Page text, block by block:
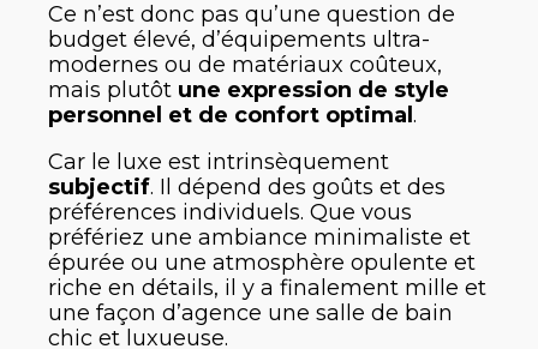
Ce n’est donc pas qu’une question de
budget élevé, d’équipements ultra-
modernes ou de matériaux coûteux,
mais plutôt une expression de style
personnel et de confort optimal .
Car le luxe est intrinsèquement
subjectif. Il dépend des goûts et des
préférences individuels. Que vous
préfériez une ambiance minimaliste et
épurée ou une atmosphère opulente et
riche en détails, il y a finalement mille et
une façon d’agence une salle de bain
chic et luxueuse.